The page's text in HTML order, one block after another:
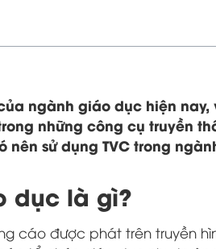
ngành giáo dục hiện
những công cụ truyền
sử dụng TVC trong
dục là gì?
cáo được phát trên truyền